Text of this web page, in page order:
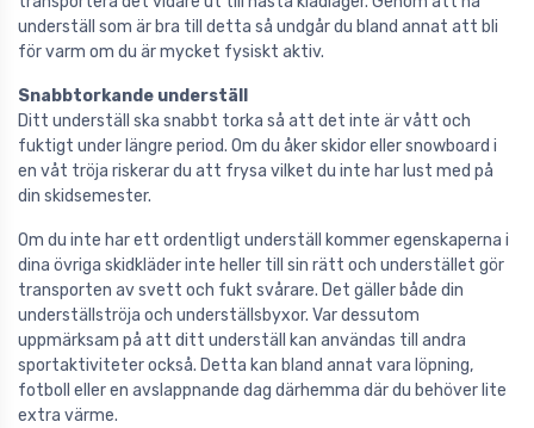
underställ som är bra till detta så undgår du bland annat att bli
för varm om du är mycket fysiskt aktiv.
Snabbtorkande underställ
Ditt underställ ska snabbt torka så att det inte är vått och
fuktigt under längre period. Om du åker skidor eller snowboard i
en våt tröja riskerar du att frysa vilket du inte har lust med på
din skidsemester.
Om du inte har ett ordentligt underställ kommer egenskaperna i
dina övriga skidkläder inte heller till sin rätt och understället gör
transporten av svett och fukt svårare. Det gäller både din
underställströja och underställsbyxor. Var dessutom
uppmärksam på att ditt underställ kan användas till andra
sportaktiviteter också. Detta kan bland annat vara löpning,
fotboll eller en avslappnande dag därhemma där du behöver lite
extra värme.